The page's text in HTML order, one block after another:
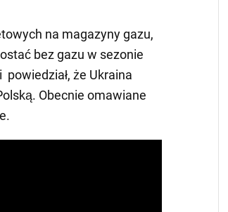
na magazyny gazu,
bez gazu w sezonie
że Ukraina
Obecnie omawiane